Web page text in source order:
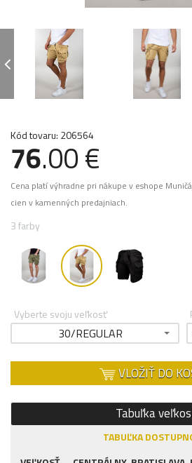
Kód tovaru: 206564
76.00 €
Cena platí výhradne pri nákupe v eshope
cien v kamenných predajniach.
3 farby
Vyberte svoju veľkosť
30/REGULAR
VLOŽIŤ DO
Tabuľka
TABUĽKA